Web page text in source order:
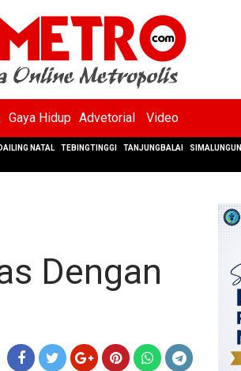
Gaya Hidup Advetorial Video
NATAL TEBINGTINGGI TANJUNGBALAI SIMALUNGUN
Dengan